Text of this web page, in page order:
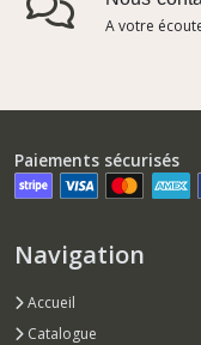
A votre
Paiements sécurisés
Navigation
Accueil
Catalogue